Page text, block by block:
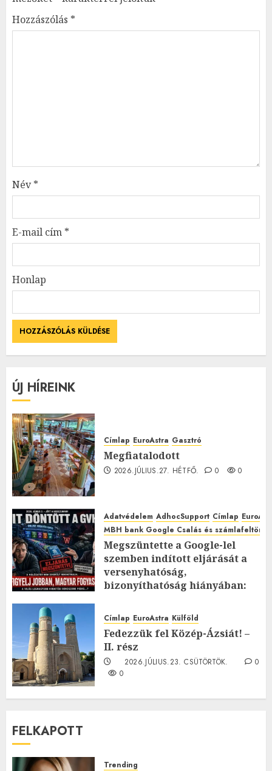
Hozzászólás *
Név*
E-mail cím *
Honlap
ÚJ HÍREINK
Címlap EuroAstra Gasztró
Megfiatalodott
2026.JÚLIUS.27. HÉTFŐ. 0 0
Adatvédelem AdhocSupport Címlap
MBH bank Google Csalás és
Megszüntette a Google-lel
szemben indított eljárását a
versenyhatóság,
bizonyíthatóság hiányában:
2026.JÚLIUS.23. CSÜTÖRTÖK.
0
Címlap EuroAstra Külföld
Fedezzük fel Közép-Ázsiát! –
II. rész
2026.JÚLIUS.23. CSÜTÖRTÖK.
0
0
FELKAPOTT
Trending